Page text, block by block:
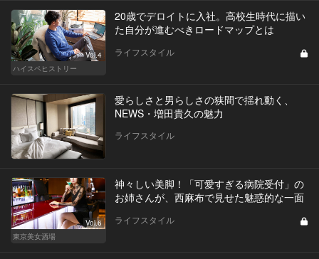
Vol.4
ハイスペヒストリー
20歳でデロイトに入社。高校生時代に描い
た自分が進むべきロードマップとは
ライフスタイル
愛らしさと男らしさの狭間で揺れ動く、
NEWS・増田貴久の魅力
ライフスタイル
Vol.6
東京美女酒場
神々しい美脚！「可愛すぎる病院受付」の
お姉さんが、西麻布で見せた魅惑的な一面
ライフスタイル